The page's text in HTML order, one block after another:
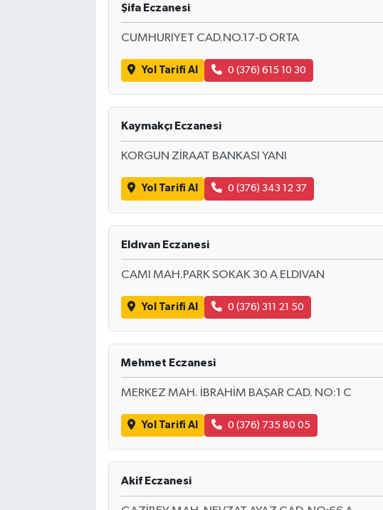
Şifa Eczanesi
CUMHURIYET CAD.NO.17-D ORTA
Yol Tarifi Al 0 (376) 615 10 30
Kaymakçı Eczanesi
KORGUN ZİRAAT BANKASI YANI
Yol Tarifi Al 0 (376) 343 12 37
Eldıvan Eczanesi
CAMI MAH.PARK SOKAK 30 A ELDIVAN
Yol Tarifi Al 0 (376) 311 21 50
Mehmet Eczanesi
MERKEZ MAH. İBRAHİM BAŞAR CAD. NO:1 C
Yol Tarifi Al 0 (376) 735 80 05
Akif Eczanesi